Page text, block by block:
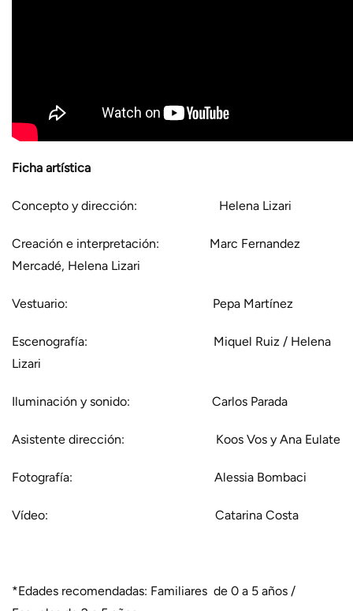
Ficha artística
Concepto y dirección: Helena Lizari
Creación e interpretación: Marc Fernandez
Mercadé, Helena Lizari
Vestuario: Pepa Martínez
Escenografía: Miquel Ruiz / Helena
Lizari
Iluminación y sonido: Carlos Parada
Asistente dirección: Koos Vos y Ana Eulate
Fotografía: Alessia Bombaci
Vídeo: Catarina Costa
*Edades recomendadas: Familiares de 0 a 5 años /